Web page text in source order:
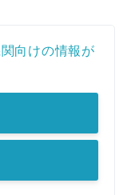
向けの情報が